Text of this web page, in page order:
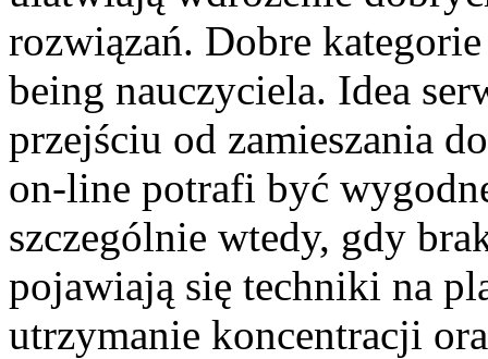
rozwiązań. Dobre
being nauczyciela. Idea
przejściu od zamieszania
on-line potrafi być
szczególnie wtedy, gdy
pojawiają się techniki na
utrzymanie koncentracji